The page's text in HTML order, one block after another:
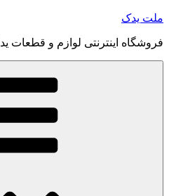
رفتن
محتوا
ملت یدک
فروشگاه اینترنتی لوازم و قطعات